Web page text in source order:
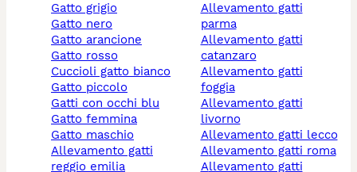
gatto grigio
gatto nero
gatto arancione
gatto rosso
cuccioli gatto bianco
gatto piccolo
gatti con occhi blu
gatto femmina
gatto maschio
allevamento gatti
reggio emilia
allevamento gatti
parma
allevamento gatti
catanzaro
allevamento gatti
foggia
allevamento gatti
livorno
allevamento gatti lecco
allevamento gatti roma
allevamento gatti